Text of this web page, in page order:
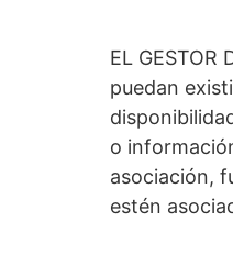
EL
puedan
o
asociación,
estén